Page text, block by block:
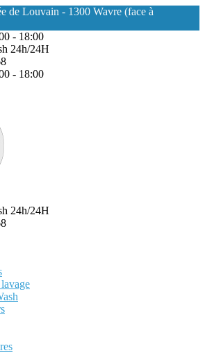
de Louvain - 1300 Wavre (face à
- 18:00
24h/24H
- 18:00
24h/24H